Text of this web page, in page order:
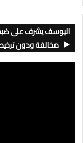
اليوسف يشرف على ضبط
مخالفة ودون